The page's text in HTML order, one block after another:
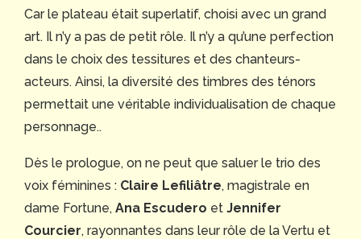
Car le plateau était superlatif, choisi avec un grand
art. Il n’y a pas de petit rôle. Il n’y a qu’une perfection
dans le choix des tessitures et des chanteurs-
acteurs. Ainsi, la diversité des timbres des ténors
permettait une véritable individualisation de chaque
personnage..
Dès le prologue, on ne peut que saluer le trio des
voix féminines : Claire Lefiliâtre, magistrale en
dame Fortune, Ana Escudero et Jennifer
Courcier, rayonnantes dans leur rôle de la Vertu et